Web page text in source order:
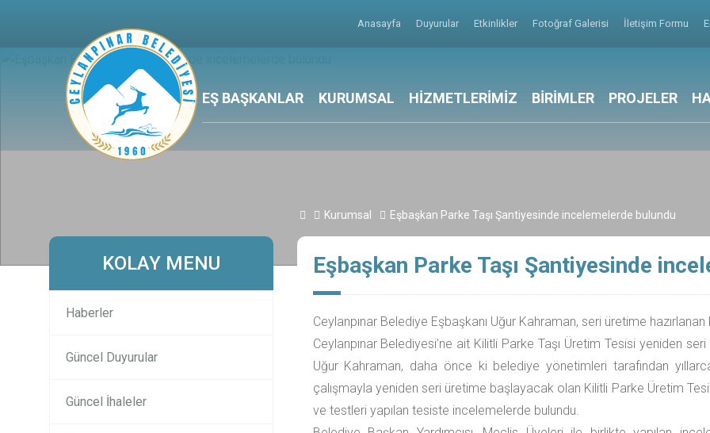
Anasayfa Duyurular Etkinlikler Fotoğraf Galerisi İletişim Formu
EŞ BAŞKANLAR KURUMSAL HİZMETLERİMİZ BİRİMLER PROJELER
Kurumsal Eşbaşkan Parke Taşı Şantiyesinde incelemelerde bulundu
KOLAY MENU
Haberler
Güncel Duyurular
Güncel İhaleler
Eşbaşkan Parke Taşı Şantiyesinde
Ceylanpınar Belediye Eşbaşkanı Uğur Kahraman, seri üretime
Ceylanpınar Belediyesi’ne ait Kilitli Parke Taşı Üretim Tesisi yeniden
Uğur Kahraman, daha önce ki belediye yönetimleri tarafından
çalışmayla yeniden seri üretime başlayacak olan Kilitli Parke Üretim
ve testleri yapılan tesiste incelemelerde bulundu.